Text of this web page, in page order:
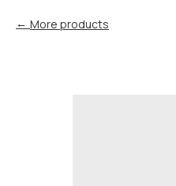
More products